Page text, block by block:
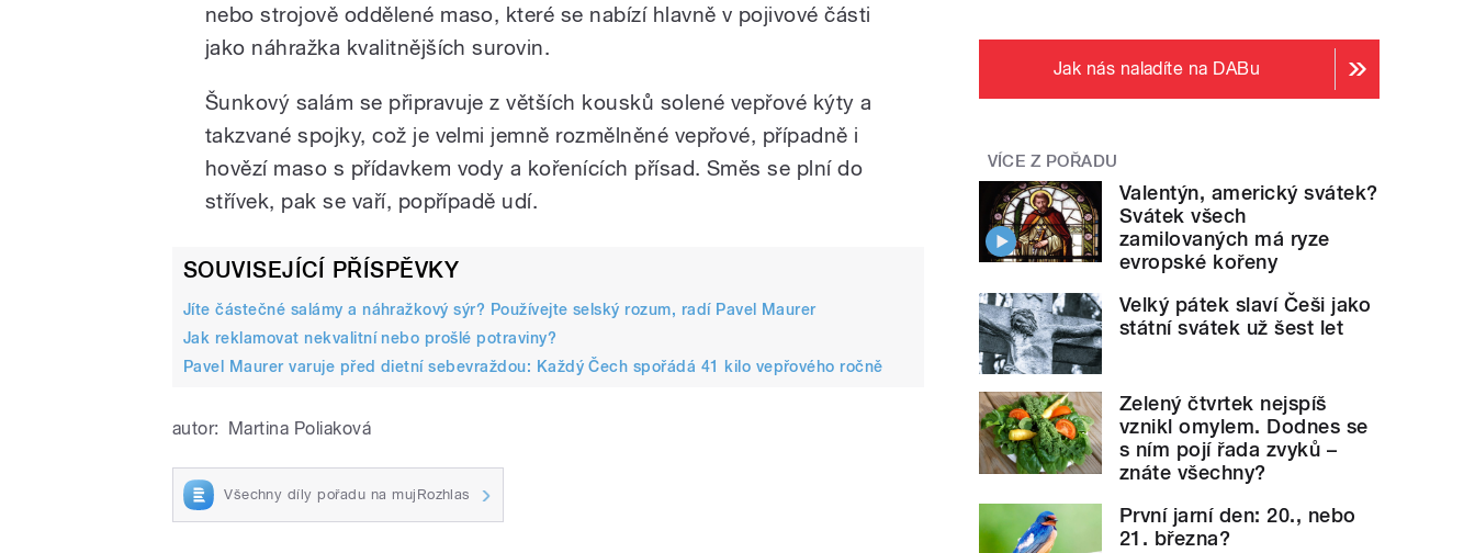
nebo strojově oddělené maso, které se nabízí hlavně v pojivové části
jako náhražka kvalitnějších surovin.
Šunkový salám se připravuje z větších kousků solené vepřové kýty a
takzvané spojky, což je velmi jemně rozmělněné vepřové, případně i
hovězí maso s přídavkem vody a kořenících přísad. Směs se plní do
střívek, pak se vaří, popřípadě udí.
SOUVISEJÍCÍ PŘÍSPĚVKY
Jíte částečné salámy a náhražkový sýr? Používejte selský rozum, radí Pavel Maurer
Jak reklamovat nekvalitní nebo prošlé potraviny?
Pavel Maurer varuje před dietní sebevraždou: Každý Čech spořádá 41 kilo vepřového ročně
autor: Martina Poliaková
Všechny díly pořadu na mujRozhlas
Jak nás naladíte na DABu
VÍCE Z POŘADU
Valentýn, americký svátek?
Svátek všech
zamilovaných má ryze
evropské kořeny
Velký pátek slaví Češi jako
státní svátek už šest let
Zelený čtvrtek nejspíš
vznikl omylem. Dodnes se
s ním pojí řada zvyků –
znáte všechny?
První jarní den: 20., nebo
21. března?